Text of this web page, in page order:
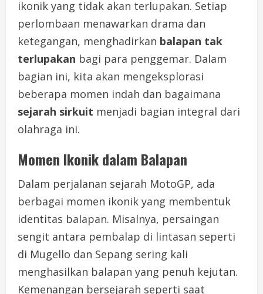
ikonik yang tidak akan terlupakan. Setiap
perlombaan menawarkan drama dan
ketegangan, menghadirkan balapan tak
terlupakan bagi para penggemar. Dalam
bagian ini, kita akan mengeksplorasi
beberapa momen indah dan bagaimana
sejarah sirkuit menjadi bagian integral dari
olahraga ini.
Momen Ikonik dalam Balapan
Dalam perjalanan sejarah MotoGP, ada
berbagai momen ikonik yang membentuk
identitas balapan. Misalnya, persaingan
sengit antara pembalap di lintasan seperti
di Mugello dan Sepang sering kali
menghasilkan balapan yang penuh kejutan.
Kemenangan bersejarah seperti saat